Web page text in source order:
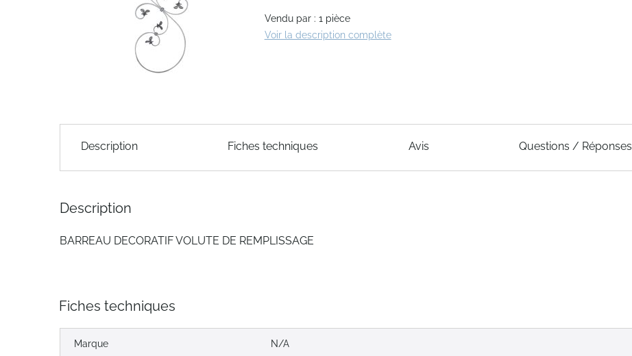
the
images
Vendu par : 1 pièce
Voir la description complète
Description Fiches techniques Avis Questions / Réponses
Description
BARREAU DECORATIF VOLUTE DE REMPLISSAGE
Fiches techniques
Marque N/A